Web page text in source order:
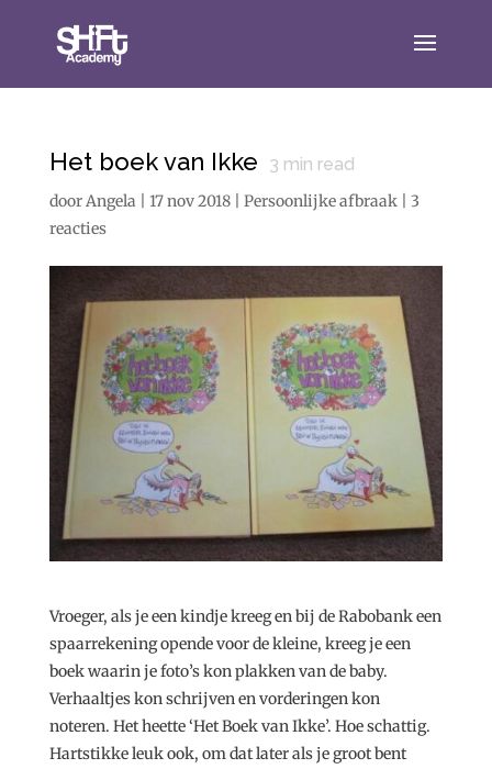
Het boek van Ikke 3 min read
doorAngela 17 nov 2018| Persoonlijke afbraak| 3
reacties
Vroeger, als je een kindje kreeg en bij de Rabobank een
spaarrekening opende voor de kleine, kreeg je een
boek waarin je foto’s kon plakken van de baby.
Verhaaltjes kon schrijven en vorderingen kon
noteren. Het heette ‘Het Boek van Ikke’. Hoe schattig.
Hartstikke leuk ook, om dat later als je groot bent